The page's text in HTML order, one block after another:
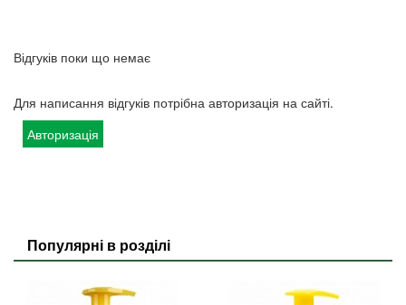
Відгуків поки що немає
Для написання відгуків потрібна авторизація на сайті.
Авторизація
Популярні в розділі